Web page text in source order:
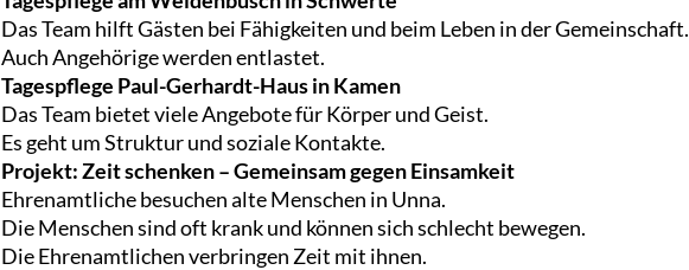
Das Team hilft Gästen bei Fähigkeiten und beim Leben in der Gemeinschaft.
Auch Angehörige werden entlastet.
Tagespflege Paul-Gerhardt-Haus in Kamen
Das Team bietet viele Angebote für Körper und Geist.
Es geht um Struktur und soziale Kontakte.
Projekt: Zeit schenken – Gemeinsam gegen Einsamkeit
Ehrenamtliche besuchen alte Menschen in Unna.
Die Menschen sind oft krank und können sich schlecht bewegen.
Die Ehrenamtlichen verbringen Zeit mit ihnen.